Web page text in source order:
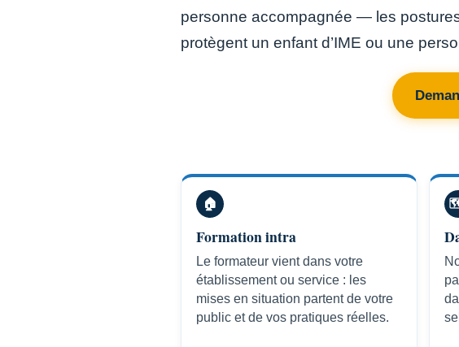
personne accompagnée — les
protègent un enfant d’IME ou une
🏠
Formation intra
Le formateur vient dans votre
établissement ou service : les
mises en situation partent de votre
public et de vos pratiques réelles.